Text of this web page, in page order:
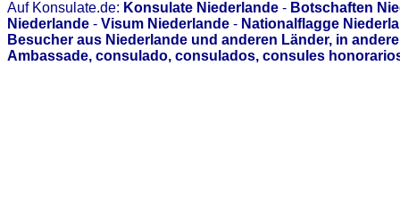
Auf Konsulate.de: Konsulate Niederlande - Botschaften
Niederlande - Visum Niederlande - Nationalflagge
Besucher aus Niederlande und anderen Länder, in
Ambassade, consulado, consulados, consules